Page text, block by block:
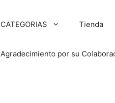
CATEGORIAS Tienda
Agradecimiento por su